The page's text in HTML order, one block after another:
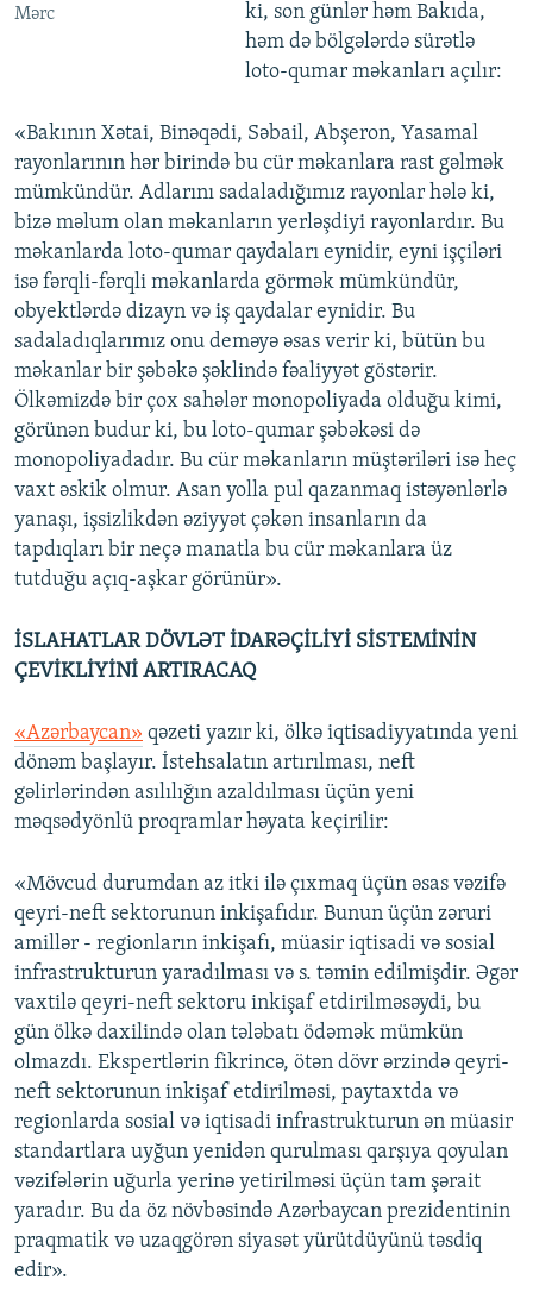
Mərc
ki, son günlər həm Bakıda,
həm də bölgələrdə sürətlə
loto-qumar məkanları açılır:
«Bakının Xətai, Binəqədi, Səbail, Abşeron, Yasamal
rayonlarının hər birində bu cür məkanlara rast gəlmək
mümkündür. Adlarını sadaladığımız rayonlar hələ ki,
bizə məlum olan məkanların yerləşdiyi rayonlardır. Bu
məkanlarda loto-qumar qaydaları eynidir, eyni işçiləri
isə fərqli-fərqli məkanlarda görmək mümkündür,
obyektlərdə dizayn və iş qaydalar eynidir. Bu
sadaladıqlarımız onu deməyə əsas verir ki, bütün bu
məkanlar bir şəbəkə şəklində fəaliyyət göstərir.
Ölkəmizdə bir çox sahələr monopoliyada olduğu kimi,
görünən budur ki, bu loto-qumar şəbəkəsi də
monopoliyadadır. Bu cür məkanların müştəriləri isə heç
vaxt əskik olmur. Asan yolla pul qazanmaq istəyənlərlə
yanaşı, işsizlikdən əziyyət çəkən insanların da
tapdıqları bir neçə manatla bu cür məkanlara üz
tutduğu açıq-aşkar görünür».
İSLAHATLAR DÖVLƏT İDARƏÇİLİYİ SİSTEMİNİN
ÇEVİKLİYİNİ ARTIRACAQ
«Azərbaycan» qəzeti yazır ki, ölkə iqtisadiyyatında yeni
dönəm başlayır. İstehsalatın artırılması, neft
gəlirlərindən asılılığın azaldılması üçün yeni
məqsədyönlü proqramlar həyata keçirilir:
«Mövcud durumdan az itki ilə çıxmaq üçün əsas vəzifə
qeyri-neft sektorunun inkişafıdır. Bunun üçün zəruri
amillər - regionların inkişafı, müasir iqtisadi və sosial
infrastrukturun yaradılması və s. təmin edilmişdir. Əgər
vaxtilə qeyri-neft sektoru inkişaf etdirilməsəydi, bu
gün ölkə daxilində olan tələbatı ödəmək mümkün
olmazdı. Ekspertlərin fikrincə, ötən dövr ərzində qeyri-
neft sektorunun inkişaf etdirilməsi, paytaxtda və
regionlarda sosial və iqtisadi infrastrukturun ən müasir
standartlara uyğun yenidən qurulması qarşıya qoyulan
vəzifələrin uğurla yerinə yetirilməsi üçün tam şərait
yaradır. Bu da öz növbəsində Azərbaycan prezidentinin
praqmatik və uzaqgörən siyasət yürütdüyünü təsdiq
edir».